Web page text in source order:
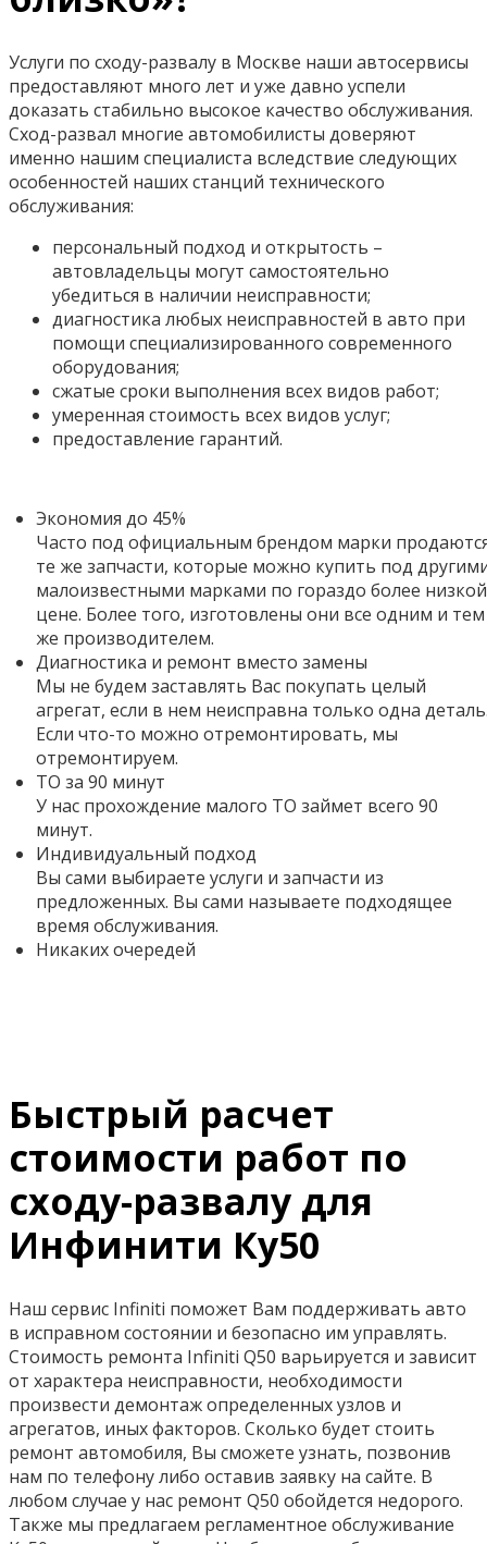
Услуги по сходу-развалу в Москве наши автосервисы
предоставляют много лет и уже давно успели
доказать стабильно высокое качество обслуживания.
Сход-развал многие автомобилисты доверяют
именно нашим специалиста вследствие следующих
особенностей наших станций технического
обслуживания:
персональный подход и открытость –
автовладельцы могут самостоятельно
убедиться в наличии неисправности;
диагностика любых неисправностей в авто при
помощи специализированного современного
оборудования;
сжатые сроки выполнения всех видов работ;
умеренная стоимость всех видов услуг;
предоставление гарантий.
Экономия до 45%
Часто под официальным брендом марки
те же запчасти, которые можно купить под
малоизвестными марками по гораздо более низкой
цене. Более того, изготовлены они все одним и тем
же производителем.
Диагностика и ремонт вместо замены
Мы не будем заставлять Вас покупать целый
агрегат, если в нем неисправна только одна
Если что-то можно отремонтировать, мы
отремонтируем.
ТО за 90 минут
У нас прохождение малого ТО займет всего 90
минут.
Индивидуальный подход
Вы сами выбираете услуги и запчасти из
предложенных. Вы сами называете подходящее
время обслуживания.
Никаких очередей
Быстрый расчет
стоимости работ по
сходу-развалу для
Инфинити Ку50
Наш сервис Infiniti поможет Вам поддерживать авто
в исправном состоянии и безопасно им управлять.
Стоимость ремонта Infiniti Q50 варьируется и зависит
от характера неисправности, необходимости
произвести демонтаж определенных узлов и
агрегатов, иных факторов. Сколько будет стоить
ремонт автомобиля, Вы сможете узнать, позвонив
нам по телефону либо оставив заявку на сайте. В
любом случае у нас ремонт Q50 обойдется недорого.
Также мы предлагаем регламентное обслуживание